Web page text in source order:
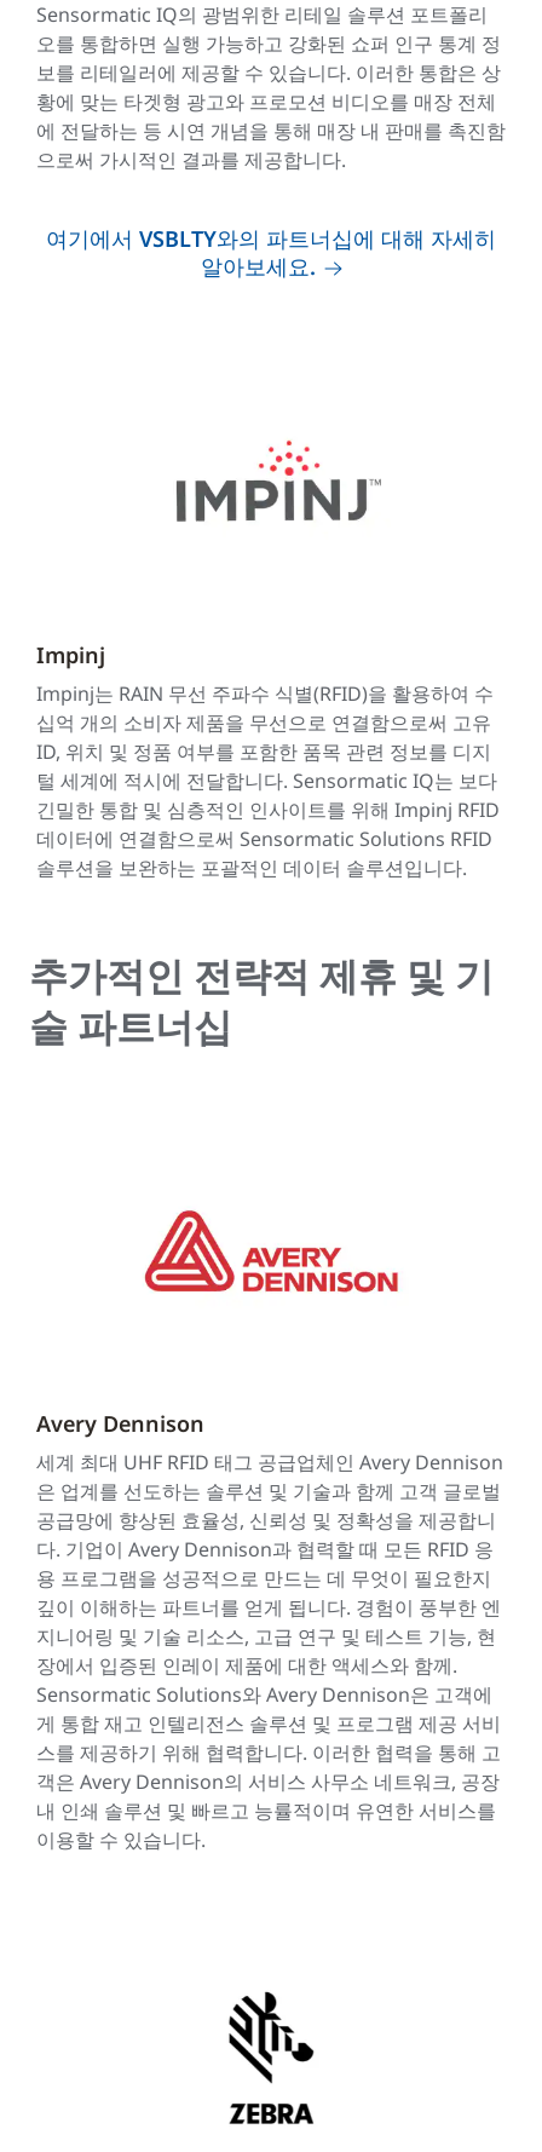
Sensormatic IQ의 광범위한 리테일 솔루션 포트폴리
오를 통합하면 실행 가능하고 강화된 쇼퍼 인구 통계 정
보를 리테일러에 제공할 수 있습니다. 이러한 통합은 상
황에 맞는 타겟형 광고와 프로모션 비디오를 매장 전체
에 전달하는 등 시연 개념을 통해 매장 내 판매를 촉진함
으로써 가시적인 결과를 제공합니다.
여기에서 VSBLTY와의 파트너십에 대해 자세히
알아보세요.
Impinj
Impinj는 RAIN 무선 주파수 식별(RFID)을 활용하여 수
십억 개의 소비자 제품을 무선으로 연결함으로써 고유
ID, 위치 및 정품 여부를 포함한 품목 관련 정보를 디지
털 세계에 적시에 전달합니다. Sensormatic IQ는 보다
긴밀한 통합 및 심층적인 인사이트를 위해 Impinj RFID
데이터에 연결함으로써 Sensormatic Solutions RFID
솔루션을 보완하는 포괄적인 데이터 솔루션입니다.
추가적인 전략적 제휴 및 기
술 파트너십
Avery Dennison
세계 최대 UHF RFID 태그 공급업체인 Avery Dennison
은 업계를 선도하는 솔루션 및 기술과 함께 고객 글로벌
공급망에 향상된 효율성, 신뢰성 및 정확성을 제공합니
다. 기업이 Avery Dennison과 협력할 때 모든 RFID 응
용 프로그램을 성공적으로 만드는 데 무엇이 필요한지
깊이 이해하는 파트너를 얻게 됩니다. 경험이 풍부한 엔
지니어링 및 기술 리소스, 고급 연구 및 테스트 기능, 현
장에서 입증된 인레이 제품에 대한 액세스와 함께.
Sensormatic Solutions와 Avery Dennison은 고객에
게 통합 재고 인텔리전스 솔루션 및 프로그램 제공 서비
스를 제공하기 위해 협력합니다. 이러한 협력을 통해 고
객은 Avery Dennison의 서비스 사무소 네트워크, 공장
내 인쇄 솔루션 및 빠르고 능률적이며 유연한 서비스를
이용할 수 있습니다.